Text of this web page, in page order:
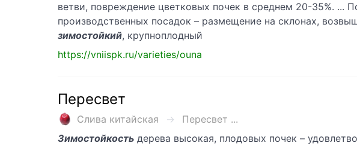
ветви, повреждение цветковых почек в среднем 20-35%. ...
производственных посадок – размещение на склонах,
зимостойкий, крупноплодный
https://vniispk.ru/varieties/ouna
Пересвет
Слива китайская
Пересвет ...
Зимостойкость дерева высокая, плодовых почек –